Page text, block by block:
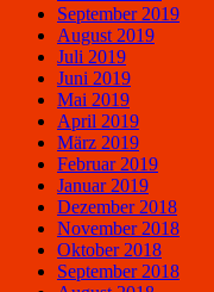
September 2019
August 2019
Juli 2019
Juni 2019
Mai 2019
April 2019
März 2019
Februar 2019
Januar 2019
Dezember 2018
November 2018
Oktober 2018
September 2018